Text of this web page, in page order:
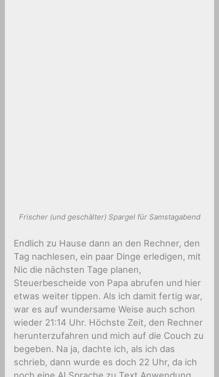
Frischer (und geschälter) Spargel für Samstagabend
Endlich zu Hause dann an den Rechner, den
Tag nachlesen, ein paar Dinge erledigen, mit
Nic die nächsten Tage planen,
Steuerbescheide von Papa abrufen und hier
etwas weiter tippen. Als ich damit fertig war,
war es auf wundersame Weise auch schon
wieder 21:14 Uhr. Höchste Zeit, den Rechner
herunterzufahren und mich auf die Couch zu
begeben. Na ja, dachte ich, als ich das
schrieb, dann wurde es doch 22 Uhr, da ich